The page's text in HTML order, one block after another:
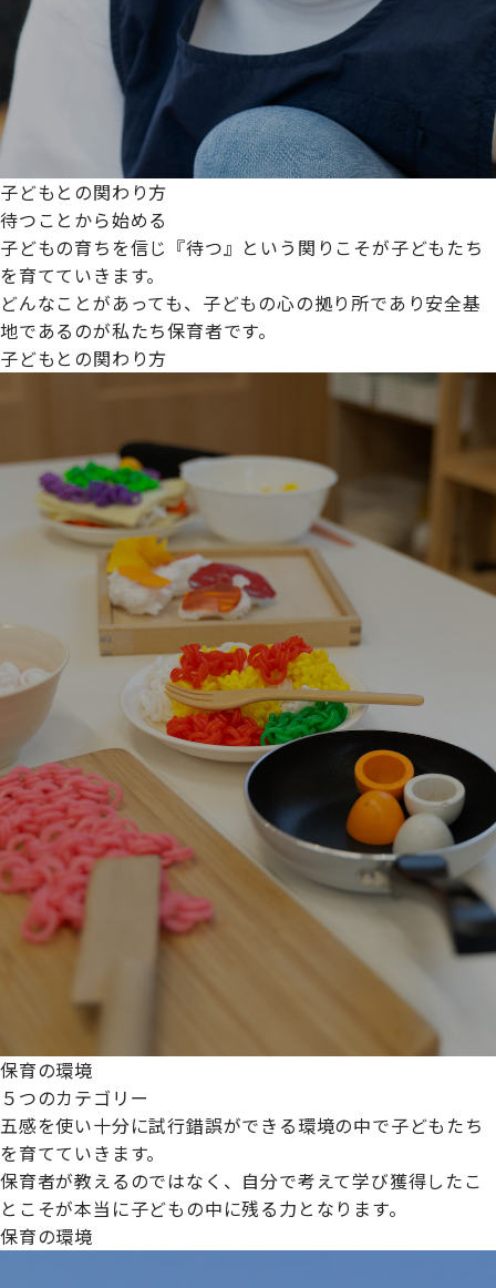
子どもとの関わり方
待つことから始める
子どもの育ちを信じ『待つ』という関りこそが子どもたち
を育てていきます。
どんなことがあっても、子どもの心の拠り所であり安全基
地であるのが私たち保育者です。
子どもとの関わり方
保育の環境
５つのカテゴリー
五感を使い十分に試行錯誤ができる環境の中で子どもたち
を育てていきます。
保育者が教えるのではなく、自分で考えて学び獲得したこ
とこそが本当に子どもの中に残る力となります。
保育の環境